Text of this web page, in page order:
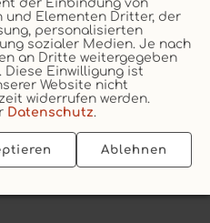
der Einbindung von
und Elementen Dritter, der
personalisierten
sozialer Medien. Je nach
an Dritte weitergegeben
Einwilligung ist
Website nicht
widerrufen werden.
Datenschutz.
Ablehnen
und-sparen.de